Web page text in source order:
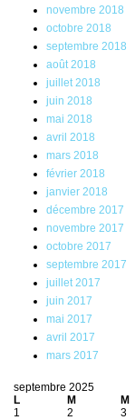
novembre 2018
octobre 2018
septembre 2018
août 2018
juillet 2018
juin 2018
mai 2018
avril 2018
mars 2018
février 2018
janvier 2018
décembre 2017
novembre 2017
octobre 2017
septembre 2017
juillet 2017
juin 2017
mai 2017
avril 2017
mars 2017
septembre 2025
L
M M
1
2 3